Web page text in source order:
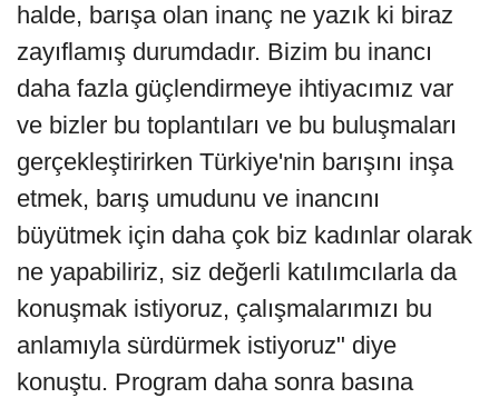
halde, barışa olan inanç ne yazık ki biraz
zayıflamış durumdadır. Bizim bu inancı
daha fazla güçlendirmeye ihtiyacımız var
ve bizler bu toplantıları ve bu buluşmaları
gerçekleştirirken Türkiye'nin barışını inşa
etmek, barış umudunu ve inancını
büyütmek için daha çok biz kadınlar olarak
ne yapabiliriz, siz değerli katılımcılarla da
konuşmak istiyoruz, çalışmalarımızı bu
anlamıyla sürdürmek istiyoruz" diye
konuştu. Program daha sonra basına